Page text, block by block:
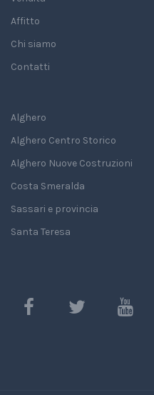
Affitto
Chi siamo
Contatti
Alghero
Alghero Centro Storico
Alghero Nuove Costruzioni
Costa Smeralda
Sassari e provincia
Santa Teresa